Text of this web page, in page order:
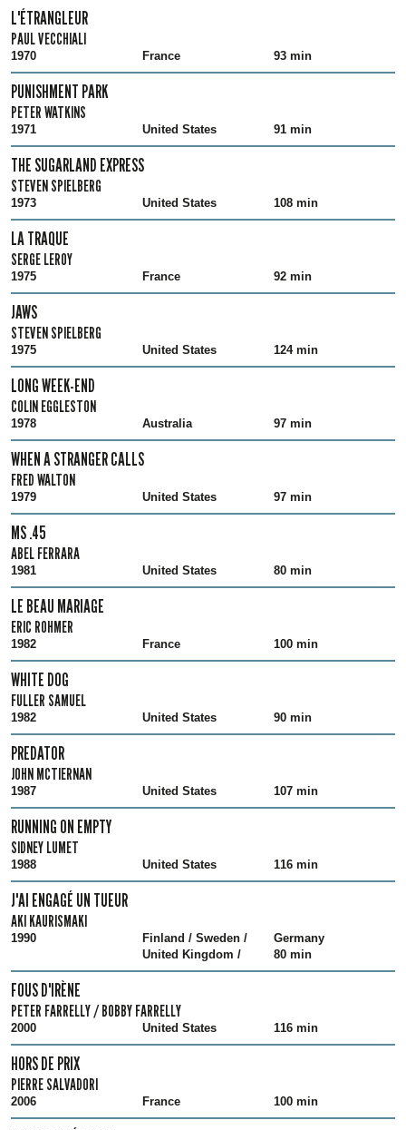
L'ÉTRANGLEUR
PAUL VECCHIALI
1970 France 93 min
PUNISHMENT PARK
PETER WATKINS
1971 United States 91 min
THE SUGARLAND EXPRESS
STEVEN SPIELBERG
1973 United States 108 min
LA TRAQUE
SERGE LEROY
1975 France 92 min
JAWS
STEVEN SPIELBERG
1975 United States 124 min
LONG WEEK-END
COLIN EGGLESTON
1978 Australia 97 min
WHEN A STRANGER CALLS
FRED WALTON
1979 United States 97 min
MS .45
ABEL FERRARA
1981 United States 80 min
LE BEAU MARIAGE
ERIC ROHMER
1982 France 100 min
WHITE DOG
FULLER SAMUEL
1982 United States 90 min
PREDATOR
JOHN MCTIERNAN
1987 United States 107 min
RUNNING ON EMPTY
SIDNEY LUMET
1988 United States 116 min
J'AI ENGAGÉ UN TUEUR
AKI KAURISMAKI
1990
Finland / Sweden /
United Kingdom /
Germany
80 min
FOUS D'IRÈNE
PETER FARRELLY / BOBBY FARRELLY
2000 United States 116 min
HORS DE PRIX
PIERRE SALVADORI
2006 France 100 min